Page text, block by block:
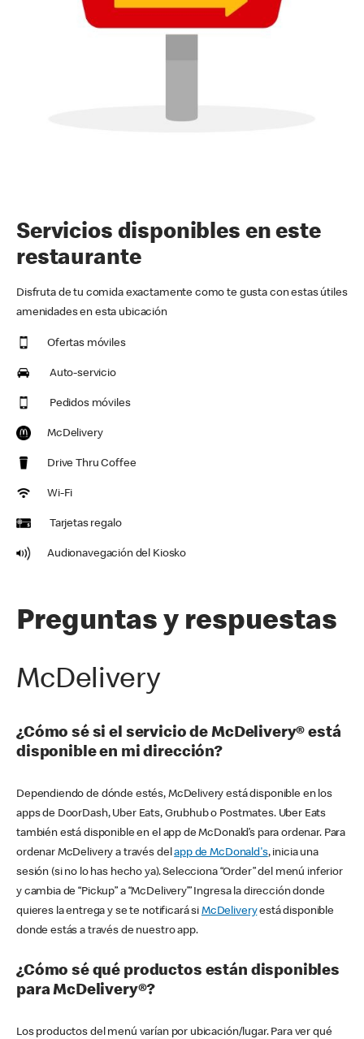
Servicios disponibles en este
restaurante
Disfruta de tu comida exactamente como te gusta con estas útiles
amenidades en esta ubicación
Ofertas móviles
Auto-servicio
Pedidos móviles
McDelivery
Drive Thru Coffee
Wi-Fi
Tarjetas regalo
Audionavegación del Kiosko
Preguntas y respuestas
McDelivery
¿Cómo sé si el servicio de McDelivery® está
disponible en mi dirección?
Dependiendo de dónde estés, McDelivery está disponible en los
apps de DoorDash, Uber Eats, Grubhub o Postmates. Uber Eats
también está disponible en el app de McDonald’s para ordenar. Para
ordenar McDelivery a través delapp de McDonald's, inicia una
sesión (si no lo has hecho ya). Selecciona “Order” del menú inferior
y cambia de “Pickup” a “McDelivery’” Ingresa la dirección donde
quieres la entrega y se te notificará si McDeliveryestá disponible
donde estás a través de nuestro app.
¿Cómo sé qué productos están disponibles
para McDelivery®?
Los productos del menú varían por ubicación/lugar. Para ver qué